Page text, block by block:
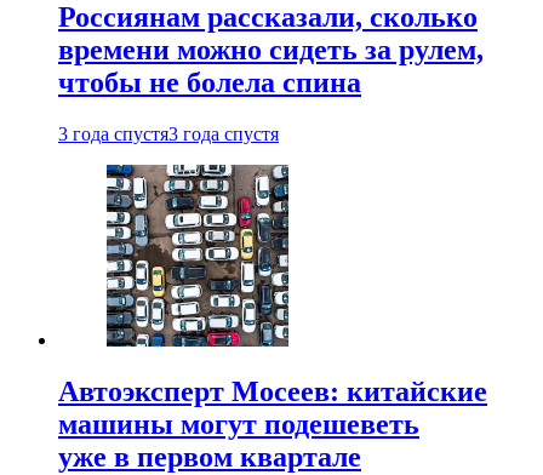
Россиянам рассказали, сколько
времени можно сидеть за рулем,
чтобы не болела спина
3 года спустя3 года спустя
Автоэксперт Мосеев: китайские
машины могут подешеветь
уже в первом квартале